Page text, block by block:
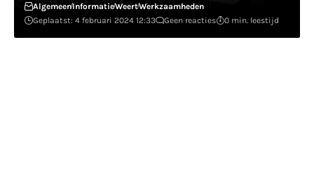
AlgemeenInformatieWeertWerkzaamheden
Geplaatst: 4 februari 2024 12:33
Geen reacties 0 min. leestijd